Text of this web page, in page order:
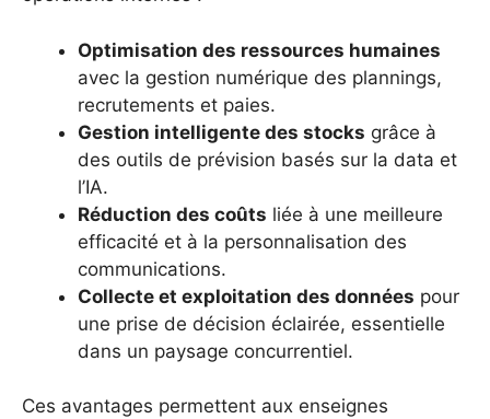
Optimisation des ressources humaines
avec la gestion numérique des plannings,
recrutements et paies.
Gestion intelligente des stocks grâce à
des outils de prévision basés sur la data et
l’IA.
Réduction des coûts liée à une meilleure
efficacité et à la personnalisation des
communications.
Collecte et exploitation des données pour
une prise de décision éclairée, essentielle
dans un paysage concurrentiel.
Ces avantages permettent aux enseignes